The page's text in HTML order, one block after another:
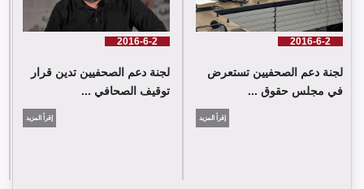
2016-6-2
لجنة دعم الصحفيين تستعرض
في مجلس حقوق ...
إقرأ المزيد
2016-6-2
لجنة دعم الصحفيين تدين قرار
توقيف الصحافي ...
إقرأ المزيد